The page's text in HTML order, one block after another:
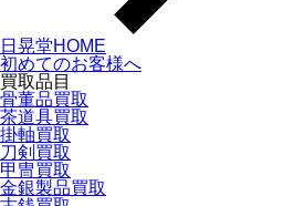
日晃堂HOME
初めてのお客様へ
買取品目
骨董品買取
茶道具買取
掛軸買取
刀剣買取
甲冑買取
金銀製品買取